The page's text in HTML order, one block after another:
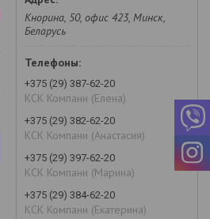
Кнорина, 50, офис 423, Минск,
Беларусь
+375 (29) 387-62-20
КСК Компани (Елена)
+375 (29) 382-62-20
КСК Компани (Анастасия)
+375 (29) 397-62-20
КСК Компани (Марина)
+375 (29) 384-62-20
КСК Компани (Екатерина)